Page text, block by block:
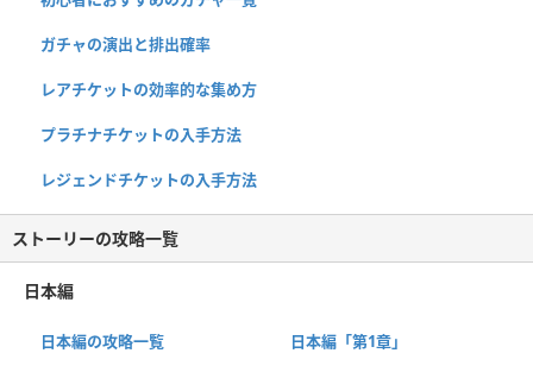
ガチャの演出と排出確率
レアチケットの効率的な集め方
プラチナチケットの入手方法
レジェンドチケットの入手方法
ストーリーの攻略一覧
日本編
日本編の攻略一覧 日本編「第1章」